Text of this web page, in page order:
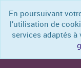
En poursuivant
l’utilisation de
services adaptés à